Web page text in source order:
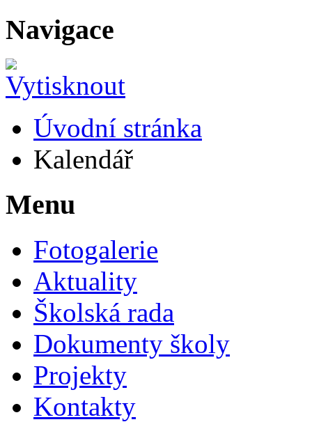
Navigace
Úvodní stránka
Kalendář
Menu
Fotogalerie
Aktuality
Školská rada
Dokumenty školy
Projekty
Kontakty